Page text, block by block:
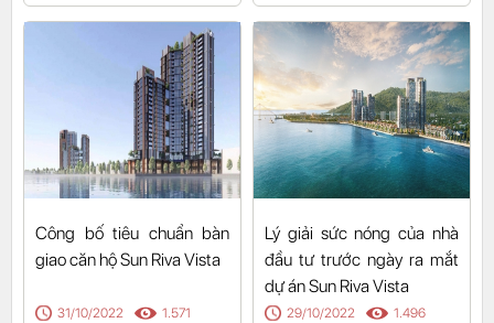
Công bố tiêu chuẩn bàn
giao căn hộ Sun Riva Vista
31/10/2022 1.571
Lý giải sức nóng của nhà
đầu tư trước ngày ra mắt
dự án Sun Riva Vista
29/10/2022 1.496